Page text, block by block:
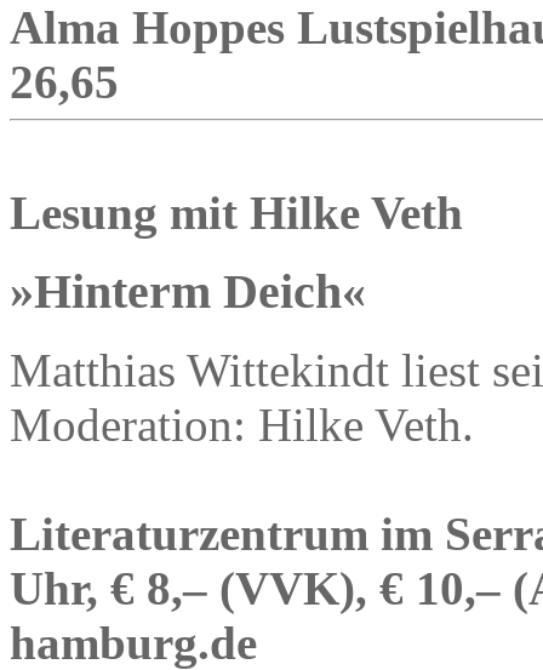
Alma Hoppes
26,65
Lesung mit Hilke Veth
»Hinterm Deich«
Matthias Wittekindt liest
Moderation: Hilke Veth.
Literaturzentrum im
Uhr, € 8,– (VVK), € 10,–
hamburg.de